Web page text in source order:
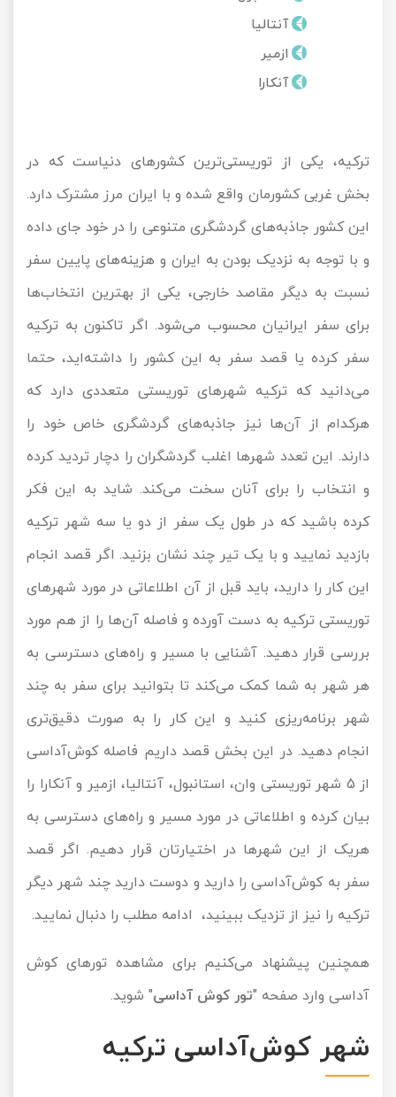
آنتالیا
ازمیر
آنکارا
ترکیه، یکی از توریستی‌ترین کشورهای دنیاست که در
بخش غربی کشورمان واقع شده و با ایران مرز مشترک دارد.
این کشور جاذبه‌های گردشگری متنوعی را در خود جای داده
و با توجه به نزدیک بودن به ایران و هزینه‌های پایین سفر
نسبت به دیگر مقاصد خارجی، یکی از بهترین انتخاب‌ها
برای سفر ایرانیان محسوب می‌شود. اگر تاکنون به ترکیه
سفر کرده یا قصد سفر به این کشور را داشته‌اید، حتما
می‌دانید که ترکیه شهرهای توریستی متعددی دارد که
هرکدام از آن‌ها نیز جاذبه‌های گردشگری خاص خود را
دارند. این تعدد شهرها اغلب گردشگران را دچار تردید کرده
و انتخاب را برای آنان سخت می‌کند. شاید به این فکر
کرده باشید که در طول یک سفر از دو یا سه شهر ترکیه
بازدید نمایید و با یک تیر چند نشان بزنید. اگر قصد انجام
این کار را دارید، باید قبل از آن اطلاعاتی در مورد شهرهای
توریستی ترکیه به دست آورده و فاصله آن‌ها را از هم مورد
بررسی قرار دهید. آشنایی با مسیر و راه‌های دسترسی به
هر شهر به شما کمک می‌کند تا بتوانید برای سفر به چند
شهر برنامه‌ریزی کنید و این کار را به صورت دقیق‌تری
انجام دهید. در این بخش قصد داریم فاصله کوش‌آداسی
از 5 شهر توریستی وان، استانبول، آنتالیا، ازمیر و آنکارا را
بیان کرده و اطلاعاتی در مورد مسیر و راه‌های دسترسی به
هریک از این شهرها در اختیارتان قرار دهیم. اگر قصد
سفر به کوش‌آداسی را دارید و دوست دارید چند شهر دیگر
ترکیه را نیز از تزدیک ببینید، ادامه مطلب را دنبال نمایید.
همچنین پیشنهاد می‌کنیم برای مشاهده تورهای کوش
آداسی وارد صفحه "تور کوش آداسی" شوید.
شهر کوش‌آداسی ترکیه
تور کویر مرنجاب
تور کویر مصر
تور کویر ابوزیدآباد
تور هرمز
تور ماسوله
تور گلستان
تور سوباتان
تور مرداب هسل
تور کاشان
تور ترکمن صحرا
تور آفرود
تور کیش از ساری
تور کیش از بندرعباس
تور سنگاپور اقساطی
تور زیارتی اقساطی